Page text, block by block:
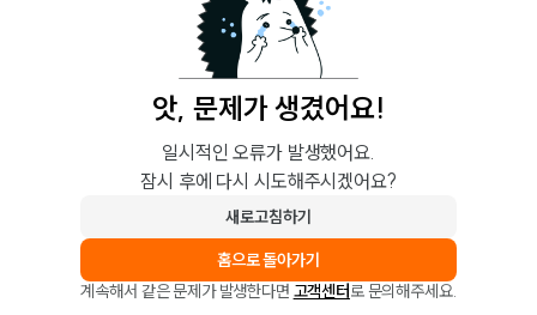
앗, 문제가 생겼어요!
일시적인 오류가 발생했어요.
잠시 후에 다시 시도해주시겠어요?
새로고침하기
홈으로 돌아가기
계속해서 같은 문제가 발생한다면 고객센터로 문의해주세요.